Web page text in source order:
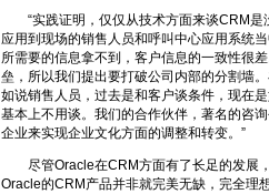
“实践证明，仅仅从技术方面来谈CRM是
应用到现场的销售人员和呼叫中心应用系统
所需要的信息拿不到，客户信息的一致性很
垒，所以我们提出要打破公司内部的分割墙
如说销售人员，过去是和客户谈条件，现在
基本上不用谈。我们的合作伙伴，著名的咨
企业来实现企业文化方面的调整和转变。”
尽管Oracle在CRM方面有了长足的发展，
Oracle的CRM产品并非就完美无缺，完全理